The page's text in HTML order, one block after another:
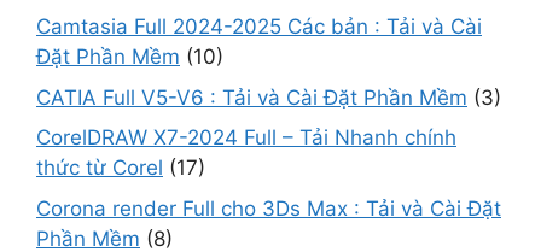
Camtasia Full 2024-2025 Các bản : Tải và Cài
Đặt Phần Mềm (10)
CATIA Full V5-V6 : Tải và Cài Đặt Phần Mềm (3)
CorelDRAW X7-2024 Full – Tải Nhanh chính
thức từ Corel (17)
Corona render Full cho 3Ds Max : Tải và Cài Đặt
Phần Mềm (8)